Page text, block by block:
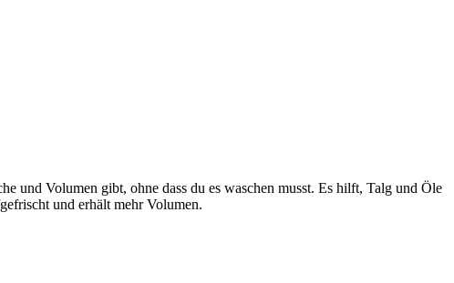
und Volumen gibt, ohne dass du es waschen musst. Es hilft, Talg und Öle
und erhält mehr Volumen.